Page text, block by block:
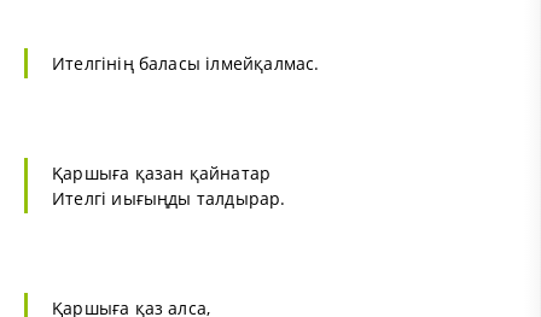
Ителгінің баласы ілмейқалмас.
Қаршыға қазан қайнатар
Ителгі иығыңды талдырар.
Қаршыға қаз алса,